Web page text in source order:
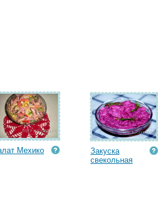
Мехико
Закуска
свекольная